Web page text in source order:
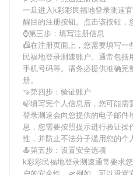
一旦进入k彩彩民福地登录测速
醒目的注册按钮。点击该按钮，
⌚️第三步：填写注册信息
📠在注册页面上，您需要填写一
民福地登录测速账户。通常包括
手机号码等。请务必提供准确完
册。
🍠第四步：验证账户
🍃填写完个人信息后，您可能需
登录测速会向您提供的电子邮件
息，您需要按照提示进行验证操
性，并防止不法分子滥用您的个
🍝第五步：设置安全选项
k彩彩民福地登录测速通常要求